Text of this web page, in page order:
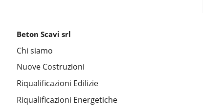
Beton Scavi srl
Chi siamo
Nuove Costruzioni
Riqualificazioni Edilizie
Riqualificazioni Energetiche